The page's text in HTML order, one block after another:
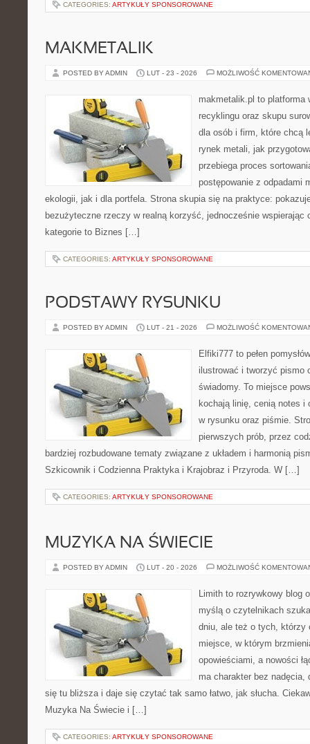
CATEGORIES: ARTYKUŁY SPONSOROWANE
MAKMETALIK
POSTED BY ADMIN LUT - 23 - 2026 MOŻLIWOŚĆ
makmetalik.pl to platforma
recyklingu oraz skupu
dla osób i firm, które chcą
rynek metali, jak
przebiega proces
postępowanie z odpadami
ekologii, jak i dla portfela. Strona skupia się na praktyce:
bezużyteczne rzeczy w realną korzyść, jednocześnie wspierając
kategorie to Biznes […]
CATEGORIES: ARTYKUŁY SPONSOROWANE
PODSTAWY RYSUNKU
POSTED BY ADMIN LUT - 21 - 2026 MOŻLIWOŚĆ
Elfiki777 to pełen
ilustrować i tworzyć pismo
świadomy. To miejsce
kochają linię, cenią notes i
w rysunku oraz piśmie.
pierwszych prób, przez
bardziej rozbudowane tematy związane z układem i harmonią
Szkicownik i Codzienna Praktyka i Krajobraz i Przyroda. W […]
CATEGORIES: ARTYKUŁY SPONSOROWANE
MUZYKA NA ŚWIECIE
POSTED BY ADMIN LUT - 20 - 2026 MOŻLIWOŚĆ
Limith to rozrywkowy blog
myślą o czytelnikach
dniu, ale też o tych, którzy
miejsce, w którym
opowieściami, a nowości
ma charakter bez
się tu bliższa i daje się czytać tak samo łatwo, jak słucha.
Muzyka Na Świecie i […]
CATEGORIES: ARTYKUŁY SPONSOROWANE